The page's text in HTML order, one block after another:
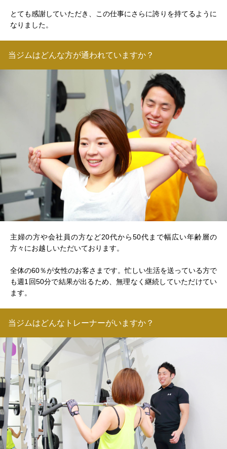
とても感謝していただき、この仕事にさらに誇りを持てるように
なりました。
当ジムはどんな方が通われていますか？
主婦の方や会社員の方など20代から50代まで幅広い年齢層の
方々にお越しいただいております。
全体の60％が女性のお客さまです。忙しい生活を送っている方で
も週1回50分で結果が出るため、無理なく継続していただけてい
ます。
当ジムはどんなトレーナーがいますか？